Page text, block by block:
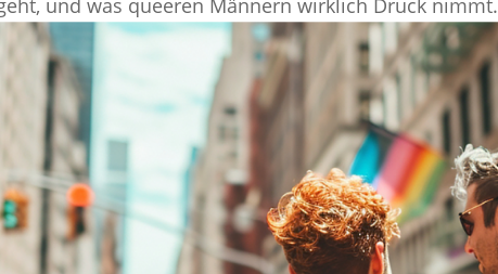
und was queeren Männern wirklich Druck nimmt.